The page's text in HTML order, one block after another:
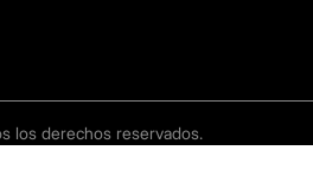
los derechos reservados.